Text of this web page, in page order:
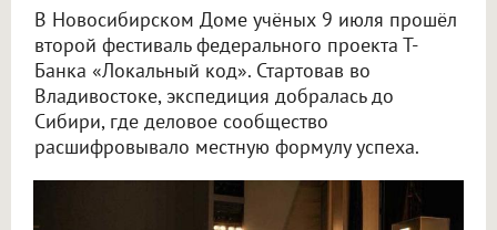
В Новосибирском Доме учёных 9 июля прошёл
второй фестиваль федерального проекта Т-
Банка «Локальный код». Стартовав во
Владивостоке, экспедиция добралась до
Сибири, где деловое сообщество
расшифровывало местную формулу успеха.